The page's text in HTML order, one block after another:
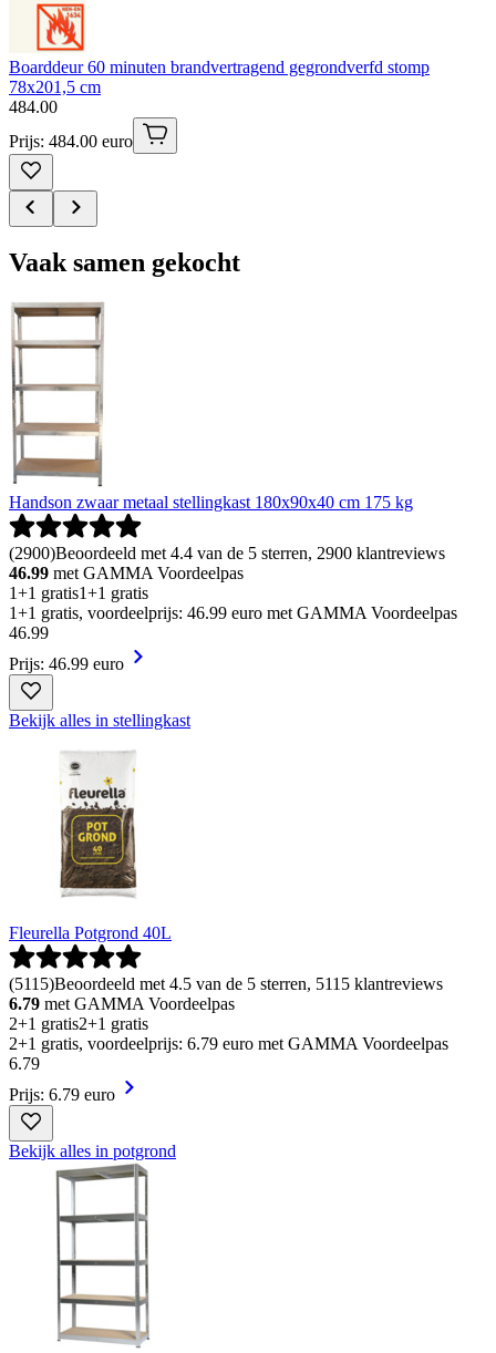
Boarddeur 60 minuten brandvertragend gegrondverfd stomp
78x201,5 cm
484.00
Prijs: 484.00 euro
Vaak samen gekocht
Handson zwaar metaal stellingkast 180x90x40 cm 175 kg
(2900)Beoordeeld met 4.4 van de 5 sterren, 2900 klantreviews
46.99 met GAMMA Voordeelpas
1+1 gratis1+1 gratis
1+1 gratis, voordeelprijs: 46.99 euro met GAMMA Voordeelpas
46.99
Prijs: 46.99 euro
Bekijk alles in stellingkast
Fleurella Potgrond 40L
(5115)Beoordeeld met 4.5 van de 5 sterren, 5115 klantreviews
6.79 met GAMMA Voordeelpas
2+1 gratis2+1 gratis
2+1 gratis, voordeelprijs: 6.79 euro met GAMMA Voordeelpas
6.79
Prijs: 6.79 euro
Bekijk alles in potgrond